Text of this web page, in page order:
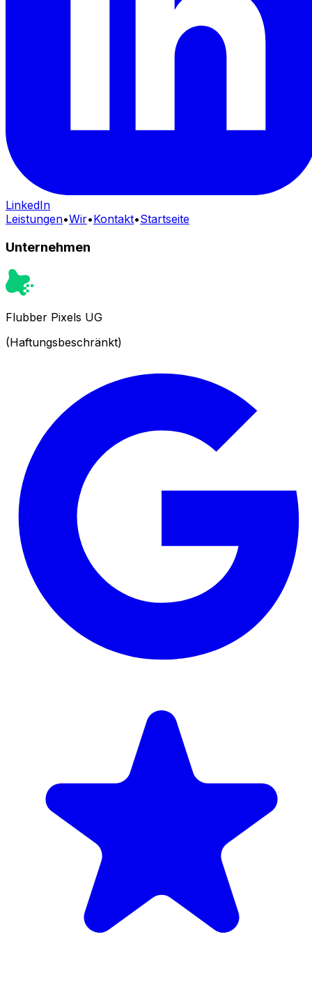
LinkedIn
Leistungen•Wir•Kontakt•Startseite
Unternehmen
Flubber Pixels UG
(Haftungsbeschränkt)